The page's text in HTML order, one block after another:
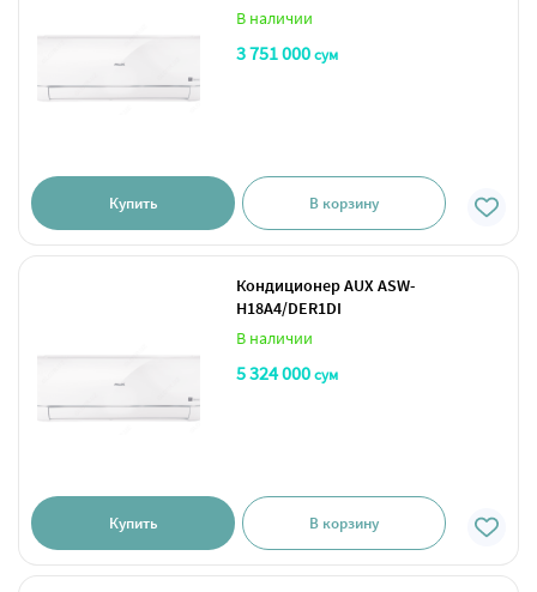
В наличии
3 751 000сум
Купить В корзину
Кондиционер AUX ASW-
H18A4/DER1DI
В наличии
5 324 000сум
Купить В корзину